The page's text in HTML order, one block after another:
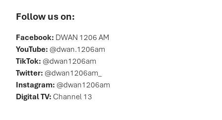
Follow us on:
Facebook: DWAN 1206 AM
YouTube: @dwan.1206am
TikTok: @dwan1206am
Twitter: @dwan1206am_
Instagram: @dwan1206am
Digital TV: Channel 13